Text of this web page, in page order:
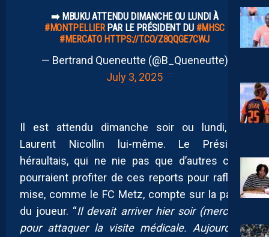
➡️ MBUKU ATTENDU DIMANCHE OU LUNDI À
#MONTPELLIERPAR LE PRÉSIDENT DU #MHSC
#MERCATO HTTPS://T.CO/Z8QQGE7CWJ
— Bertrand Queneutte (@B_Queneutte)
July 3, 2025
Il est attendu dimanche soir ou lundi, par
Laurent Nicollin lui-même. Le Président
héraultais, qui ne nie pas que d’autres clubs
pourraient profiter de ces reports pour rafler la
mise, comme le FC Metz, compte sur la parole
du joueur. “Il devait arriver hier soir (mercredi)
pour attaquer la visite médicale. Aujourd’hui,